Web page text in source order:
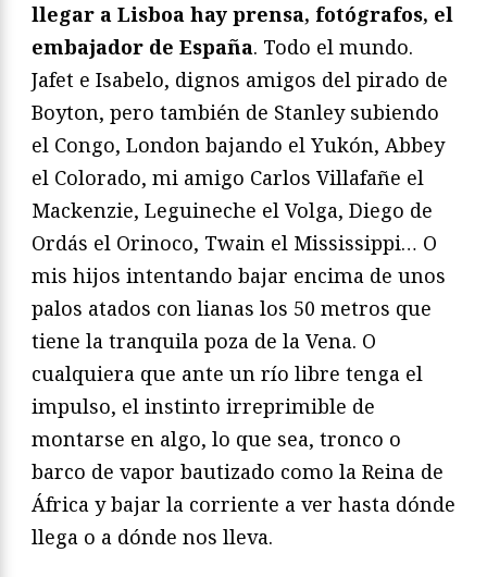
llegar a Lisboa hay prensa, fotógrafos, el
embajador de España. Todo el mundo.
Jafet e Isabelo, dignos amigos del pirado de
Boyton, pero también de Stanley subiendo
el Congo, London bajando el Yukón, Abbey
el Colorado, mi amigo Carlos Villafañe el
Mackenzie, Leguineche el Volga, Diego de
Ordás el Orinoco, Twain el Mississippi… O
mis hijos intentando bajar encima de unos
palos atados con lianas los 50 metros que
tiene la tranquila poza de la Vena. O
cualquiera que ante un río libre tenga el
impulso, el instinto irreprimible de
montarse en algo, lo que sea, tronco o
barco de vapor bautizado como la Reina de
África y bajar la corriente a ver hasta dónde
llega o a dónde nos lleva.